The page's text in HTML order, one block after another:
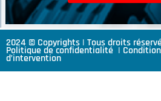
2024 © Copyrights | Tous droits
Politique de confidentialité |
d’intervention